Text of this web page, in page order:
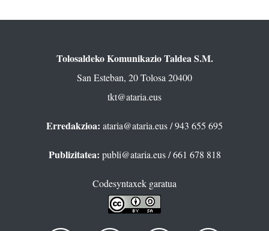
Tolosaldeko Komunikazio Taldea S.M.
San Esteban, 20 Tolosa 20400
tkt@ataria.eus
Erredakzioa: ataria@ataria.eus/ 943 655 695
Publizitatea: publi@ataria.eus/ 661 678 818
Codesyntaxek garatua